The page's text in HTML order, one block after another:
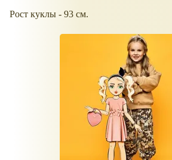
Рост куклы - 93 см.